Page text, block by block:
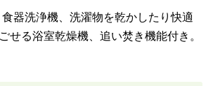
器洗浄機、洗濯物を乾かしたり快適
せる浴室乾燥機、追い焚き機能付き。